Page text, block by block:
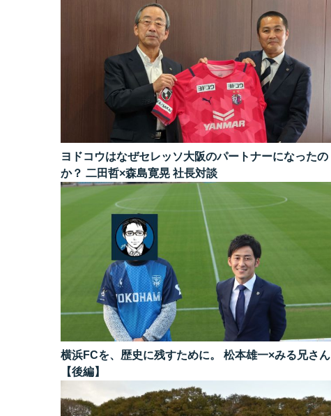
ヨドコウはなぜセレッソ大阪のパートナーになったの
か？ 二田哲×森島寛晃 社長対談
横浜FCを、歴史に残すために。 松本雄一×みる兄さん
【後編】